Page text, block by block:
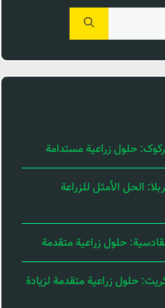
حلول زراعية مستدامة
الحل الأمثل للزراعة
حلول زراعية متقدمة
حلول زراعية متقدمة لزيادة